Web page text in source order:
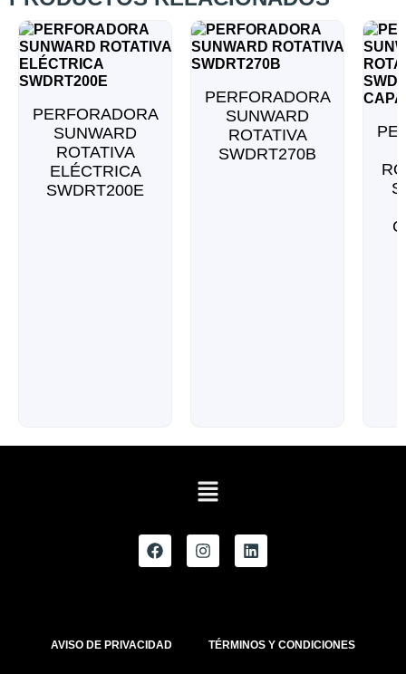
PERFORADORA
SUNWARD
ROTATIVA
ELÉCTRICA
SWDRT200E
PERFORADORA
SUNWARD
ROTATIVA
SWDRT270B
AVISO DE PRIVACIDAD TÉRMINOS Y CONDICIONES